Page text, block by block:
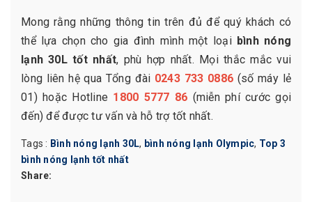
Mong rằng những thông tin trên đủ để quý khách có
thể lựa chọn cho gia đình mình một loại bình nóng
lạnh 30L tốt nhất, phù hợp nhất. Mọi thắc mắc vui
lòng liên hệ qua Tổng đài 0243 733 0886 (số máy lẻ
01) hoặc Hotline 1800 5777 86 (miễn phí cước gọi
đến) để được tư vấn và hỗ trợ tốt nhất.
Tags : Bình nóng lạnh 30L, bình nóng lạnh Olympic, Top 3
bình nóng lạnh tốt nhất
Share: